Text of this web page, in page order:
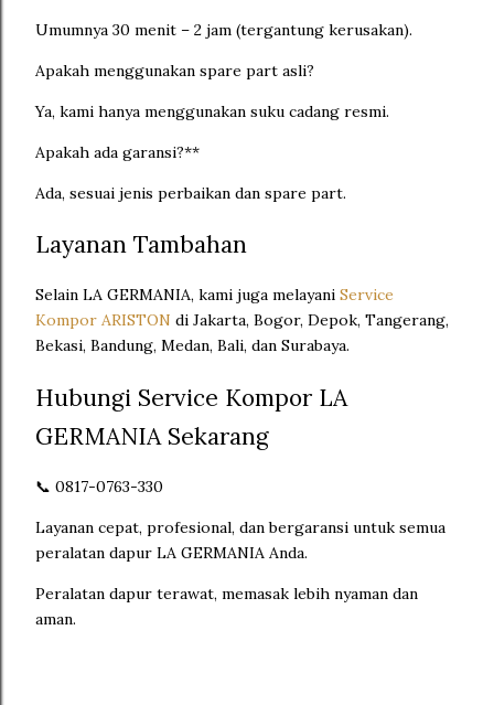
Umumnya 30 menit – 2 jam (tergantung kerusakan).
Apakah menggunakan spare part asli?
Ya, kami hanya menggunakan suku cadang resmi.
Apakah ada garansi?**
Ada, sesuai jenis perbaikan dan spare part.
Layanan Tambahan
Selain LA GERMANIA, kami juga melayani Service
Kompor ARISTON di Jakarta, Bogor, Depok, Tangerang,
Bekasi, Bandung, Medan, Bali, dan Surabaya.
Hubungi Service Kompor LA
GERMANIA Sekarang
📞 0817-0763-330
Layanan cepat, profesional, dan bergaransi untuk semua
peralatan dapur LA GERMANIA Anda.
Peralatan dapur terawat, memasak lebih nyaman dan
aman.